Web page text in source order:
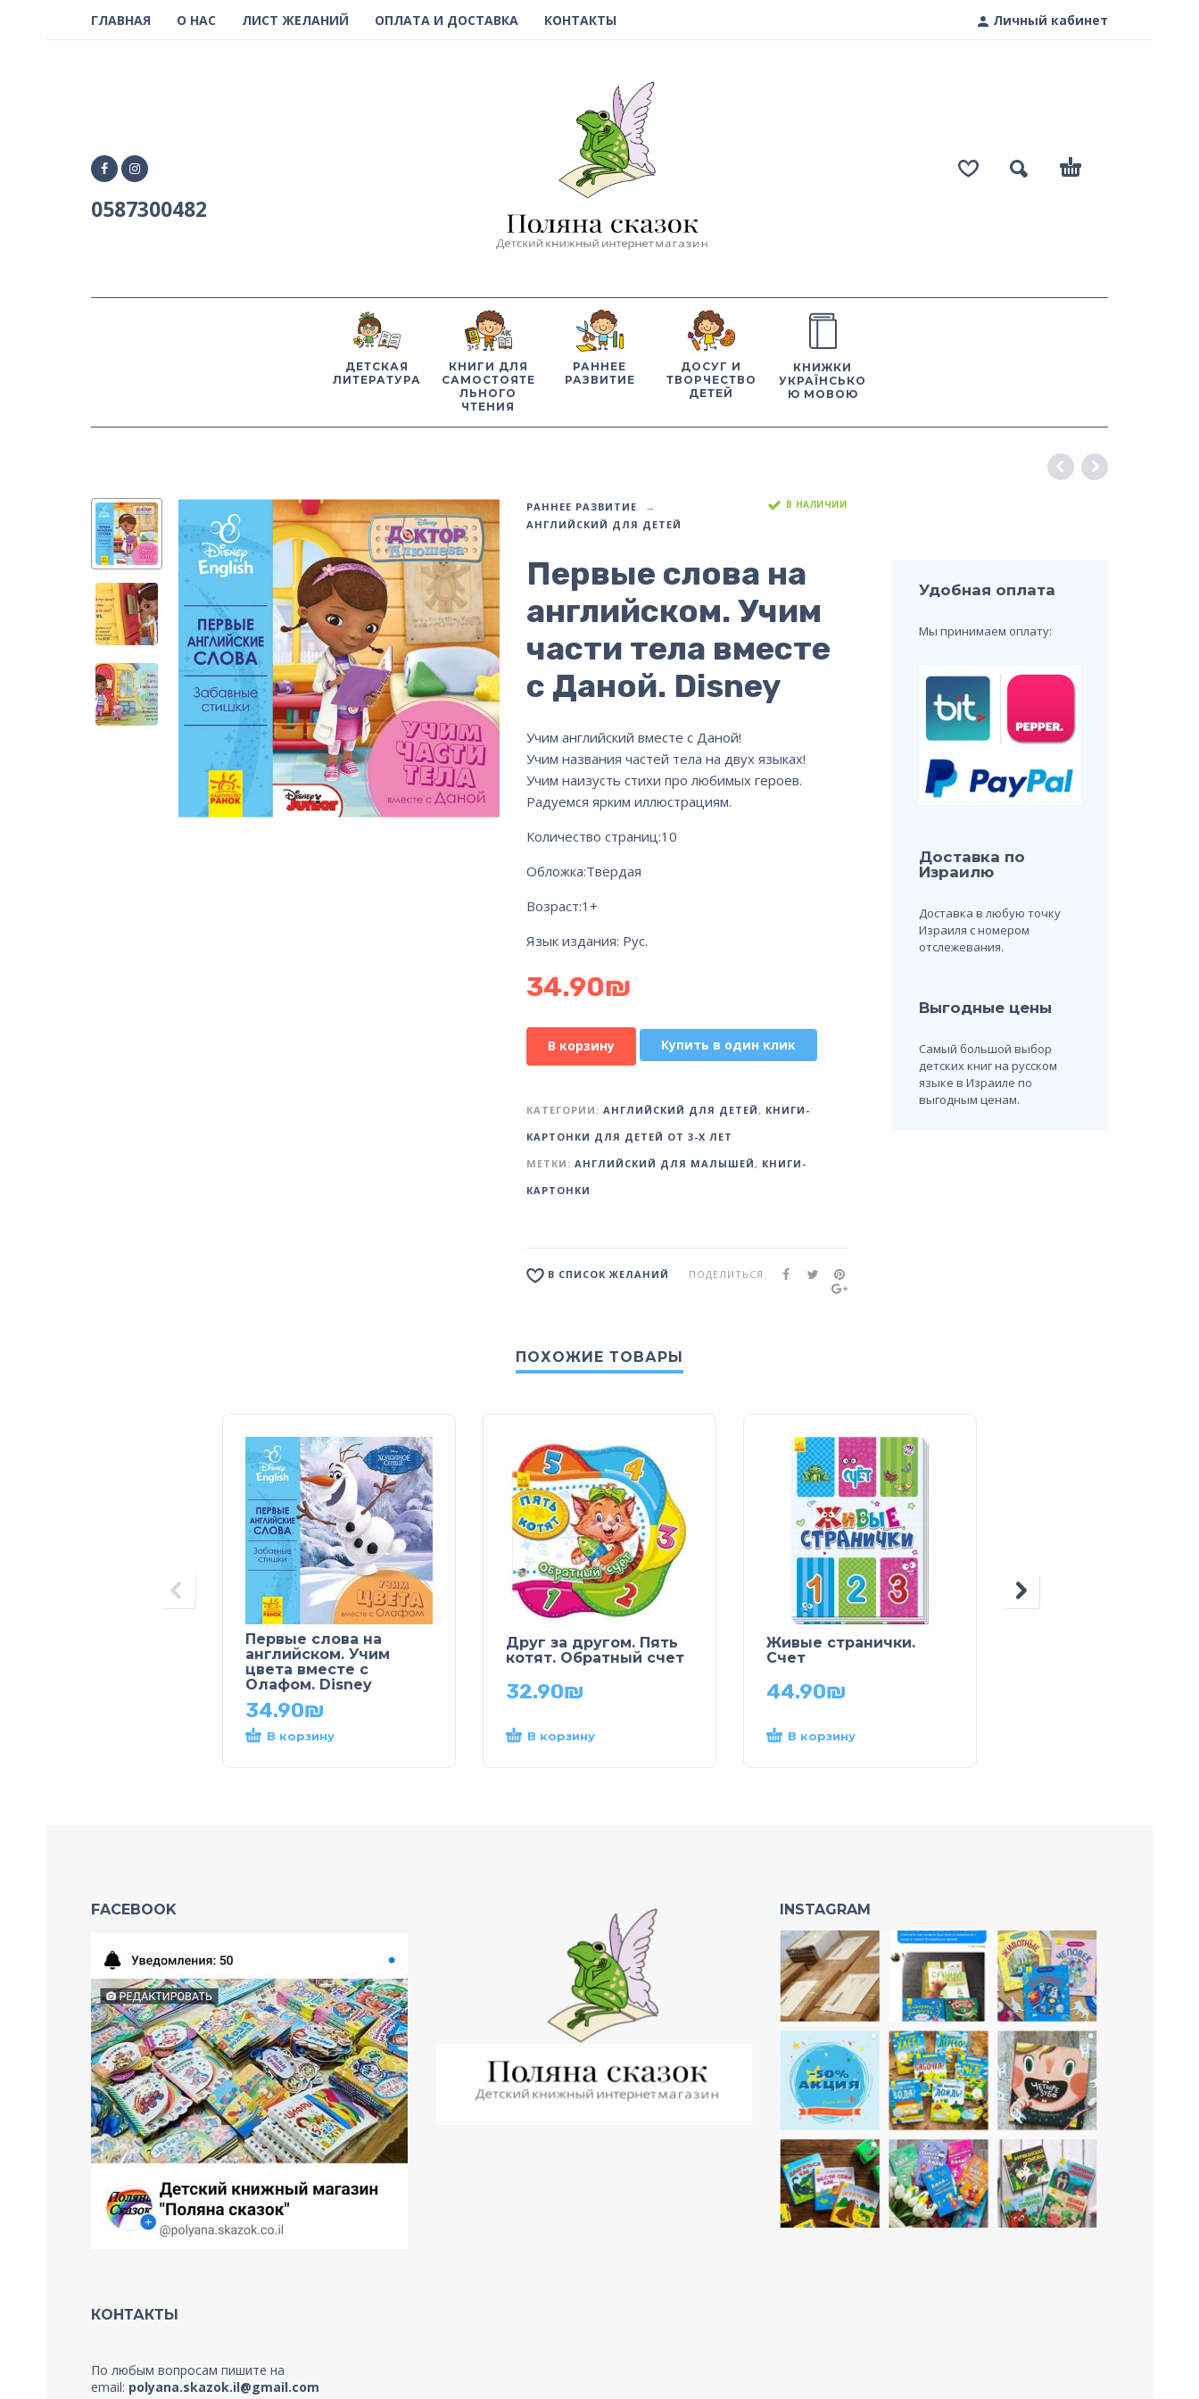
Личный кабинет
ГЛАВНАЯ О НАС ЛИСТ ЖЕЛАНИЙ ОПЛАТА И ДОСТАВКА КОНТАКТЫ
0587300482
ДЕТСКАЯ
ЛИТЕРАТУРА
КНИГИ ДЛЯ
САМОСТОЯТЕ
ЛЬНОГО
ЧТЕНИЯ
РАННЕЕ
РАЗВИТИЕ
ДОСУГ И
ТВОРЧЕСТВО
ДЕТЕЙ
КНИЖКИ
УКРАЇНСЬКО
Ю МОВОЮ
РАННЕЕ РАЗВИТИЕ
АНГЛИЙСКИЙ ДЛЯ ДЕТЕЙ
В НАЛИЧИИ
Первые слова на
английском. Учим
части тела вместе
с Даной. Disney
Учим английский вместе с Даной!
Учим названия частей тела на двух языках!
Учим наизусть стихи про любимых героев.
Радуемся ярким иллюстрациям.
Количество страниц:10
Обложка:Твёрдая
Возраст:1+
Язык издания: Рус.
34.90₪
В корзину Купить в один клик
КАТЕГОРИИ: АНГЛИЙСКИЙ ДЛЯ ДЕТЕЙ , КНИГИ-
КАРТОНКИ ДЛЯ ДЕТЕЙ ОТ 3-Х ЛЕТ
МЕТКИ: АНГЛИЙСКИЙ ДЛЯ МАЛЫШЕЙ , КНИГИ-
КАРТОНКИ
В СПИСОК ЖЕЛАНИЙ ПОДЕЛИТЬСЯ
Удобная оплата
Мы принимаем оплату:
Доставка по
Израилю
Доставка в любую точку
Израиля с номером
отслежевания.
Выгодные цены
Самый большой выбор
детских книг на русском
языке в Израиле по
выгодным ценам.
ПОХОЖИЕ ТОВАРЫ
Первые слова на
английском. Учим
цвета вместе с
Олафом. Disney
34.90₪
В корзину
Друг за другом. Пять
котят. Обратный счет
32.90₪
В корзину
Живые странички.
Счет
44.90₪
В корзину
FACEBOOK INSTAGRAM
КОНТАКТЫ
По любым вопросам пишите на
email: polyana.skazok.il@gmail.com